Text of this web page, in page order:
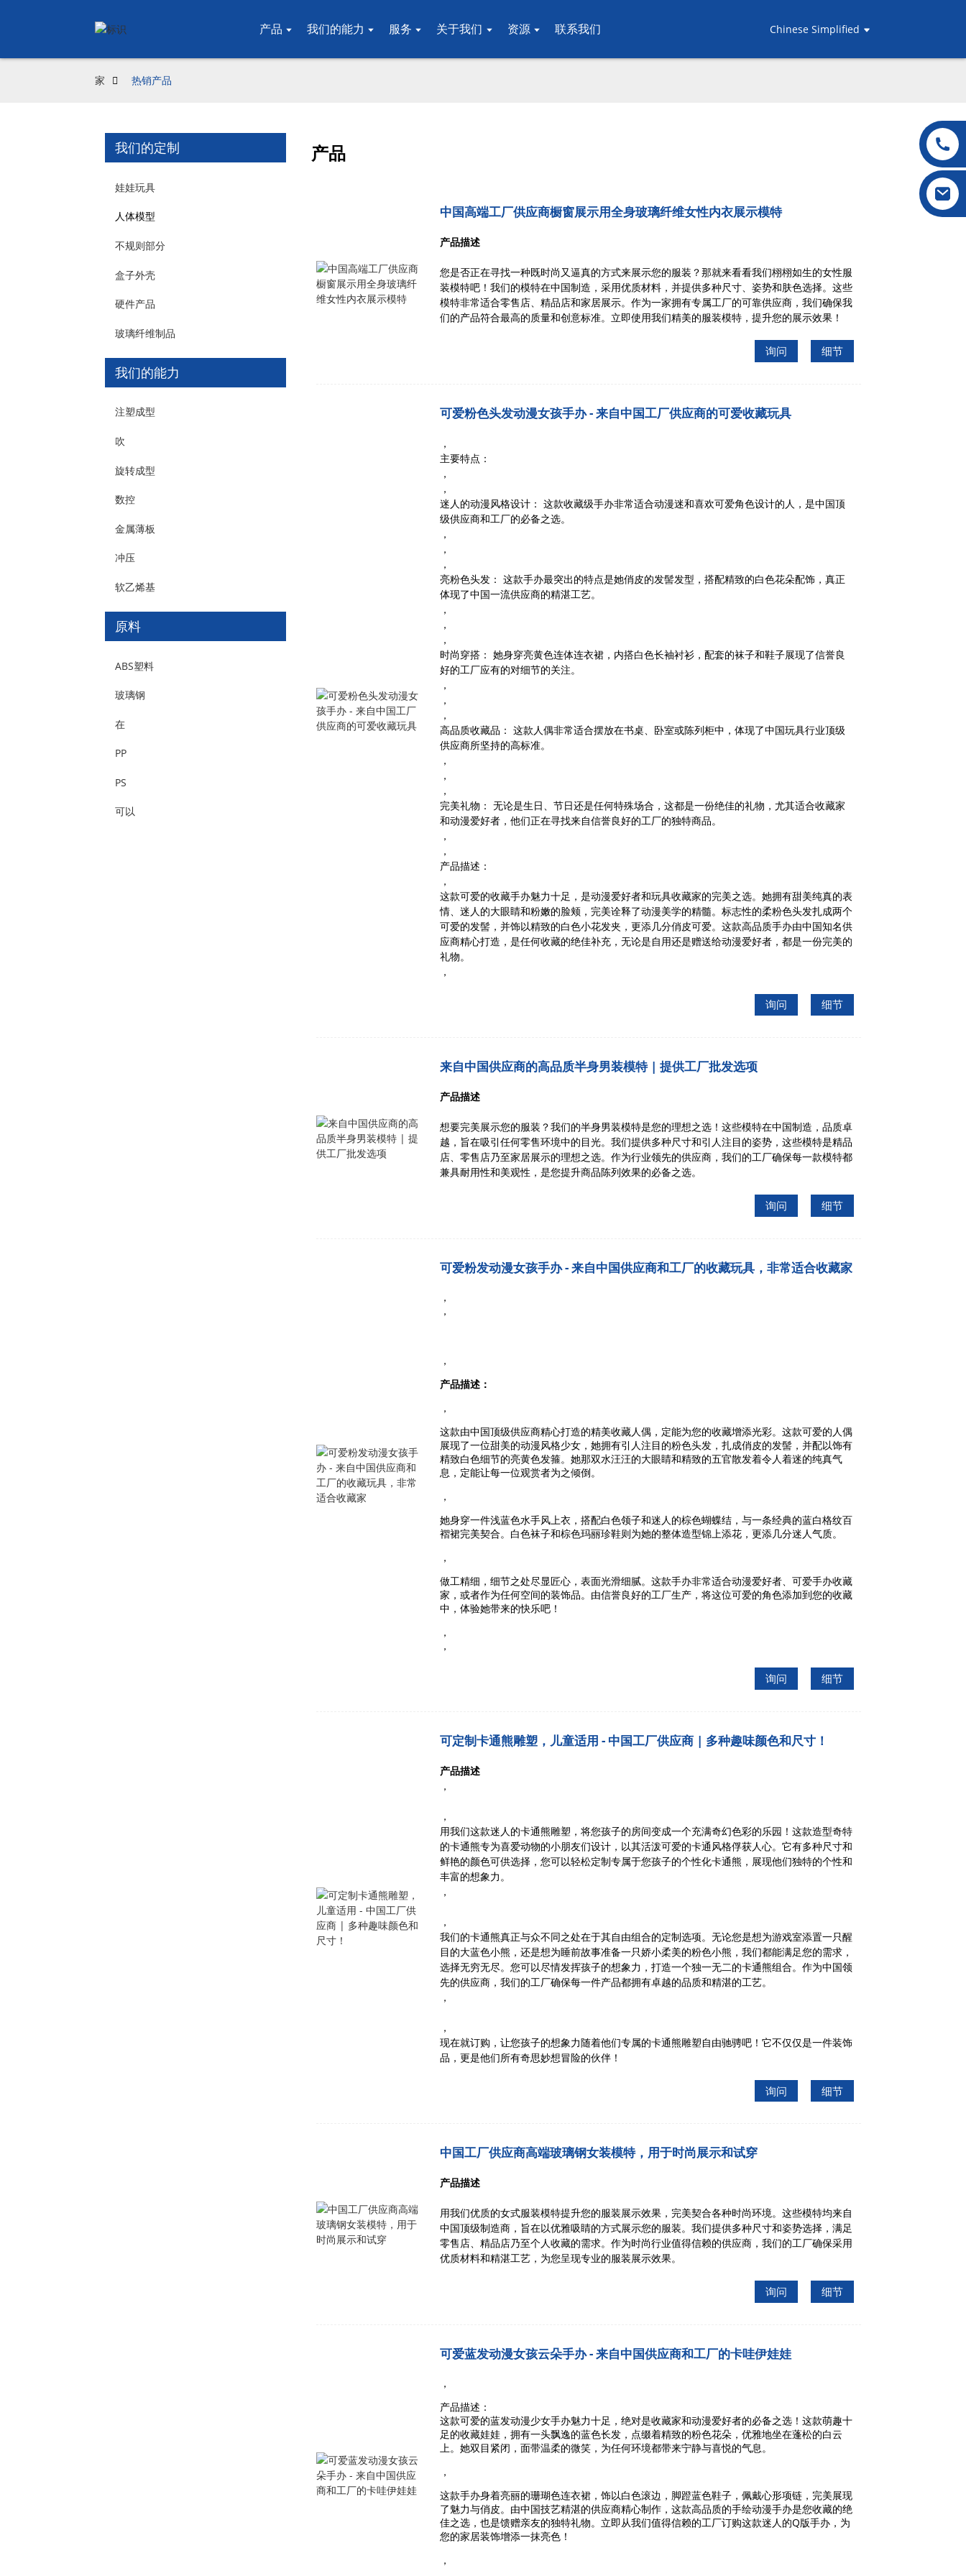
产品 我们的能力 服务 关于我们 资源 联系我们 Chinese Simplified
家 热销产品
我们的定制
娃娃玩具
人体模型
不规则部分
盒子外壳
硬件产品
玻璃纤维制品
我们的能力
注塑成型
吹
旋转成型
数控
金属薄板
冲压
软乙烯基
原料
ABS塑料
玻璃钢
在
PP
PS
可以
产品
中国高端工厂供应商橱窗展示用全身玻璃纤维女性内衣展示模特
产品描述
您是否正在寻找一种既时尚又逼真的方式来展示您的服装？那就来看看我们栩栩如生的女性服
装模特吧！我们的模特在中国制造，采用优质材料，并提供多种尺寸、姿势和肤色选择。这些
模特非常适合零售店、精品店和家居展示。作为一家拥有专属工厂的可靠供应商，我们确保我
们的产品符合最高的质量和创意标准。立即使用我们精美的服装模特，提升您的展示效果！
询问 细节
可爱粉色头发动漫女孩手办 - 来自中国工厂供应商的可爱收藏玩具
，
主要特点：
，
，
迷人的动漫风格设计： 这款收藏级手办非常适合动漫迷和喜欢可爱角色设计的人，是中国顶
级供应商和工厂的必备之选。
，
，
，
亮粉色头发： 这款手办最突出的特点是她俏皮的发髻发型，搭配精致的白色花朵配饰，真正
体现了中国一流供应商的精湛工艺。
，
，
，
时尚穿搭： 她身穿亮黄色连体连衣裙，内搭白色长袖衬衫，配套的袜子和鞋子展现了信誉良
好的工厂应有的对细节的关注。
，
，
，
高品质收藏品： 这款人偶非常适合摆放在书桌、卧室或陈列柜中，体现了中国玩具行业顶级
供应商所坚持的高标准。
，
，
，
完美礼物： 无论是生日、节日还是任何特殊场合，这都是一份绝佳的礼物，尤其适合收藏家
和动漫爱好者，他们正在寻找来自信誉良好的工厂的独特商品。
，
，
产品描述：
，
这款可爱的收藏手办魅力十足，是动漫爱好者和玩具收藏家的完美之选。她拥有甜美纯真的表
情、迷人的大眼睛和粉嫩的脸颊，完美诠释了动漫美学的精髓。标志性的柔粉色头发扎成两个
可爱的发髻，并饰以精致的白色小花发夹，更添几分俏皮可爱。这款高品质手办由中国知名供
应商精心打造，是任何收藏的绝佳补充，无论是自用还是赠送给动漫爱好者，都是一份完美的
礼物。
，
询问 细节
来自中国供应商的高品质半身男装模特 | 提供工厂批发选项
产品描述
想要完美展示您的服装？我们的半身男装模特是您的理想之选！这些模特在中国制造，品质卓
越，旨在吸引任何零售环境中的目光。我们提供多种尺寸和引人注目的姿势，这些模特是精品
店、零售店乃至家居展示的理想之选。作为行业领先的供应商，我们的工厂确保每一款模特都
兼具耐用性和美观性，是您提升商品陈列效果的必备之选。
询问 细节
可爱粉发动漫女孩手办 - 来自中国供应商和工厂的收藏玩具，非常适合收藏家
，
，
，
产品描述：
，
这款由中国顶级供应商精心打造的精美收藏人偶，定能为您的收藏增添光彩。这款可爱的人偶
展现了一位甜美的动漫风格少女，她拥有引人注目的粉色头发，扎成俏皮的发髻，并配以饰有
精致白色细节的亮黄色发箍。她那双水汪汪的大眼睛和精致的五官散发着令人着迷的纯真气
息，定能让每一位观赏者为之倾倒。
，
她身穿一件浅蓝色水手风上衣，搭配白色领子和迷人的棕色蝴蝶结，与一条经典的蓝白格纹百
褶裙完美契合。白色袜子和棕色玛丽珍鞋则为她的整体造型锦上添花，更添几分迷人气质。
，
做工精细，细节之处尽显匠心，表面光滑细腻。 这款手办非常适合动漫爱好者、可爱手办收藏
家，或者作为任何空间的装饰品。由信誉良好的工厂生产，将这位可爱的角色添加到您的收藏
中，体验她带来的快乐吧！
，
，
询问 细节
可定制卡通熊雕塑，儿童适用 - 中国工厂供应商 | 多种趣味颜色和尺寸！
产品描述
，
，
用我们这款迷人的卡通熊雕塑，将您孩子的房间变成一个充满奇幻色彩的乐园！这款造型奇特
的卡通熊专为喜爱动物的小朋友们设计，以其活泼可爱的卡通风格俘获人心。它有多种尺寸和
鲜艳的颜色可供选择，您可以轻松定制专属于您孩子的个性化卡通熊，展现他们独特的个性和
丰富的想象力。
，
，
我们的卡通熊真正与众不同之处在于其自由组合的定制选项。无论您是想为游戏室添置一只醒
目的大蓝色小熊，还是想为睡前故事准备一只娇小柔美的粉色小熊，我们都能满足您的需求，
选择无穷无尽。您可以尽情发挥孩子的想象力，打造一个独一无二的卡通熊组合。作为中国领
先的供应商，我们的工厂确保每一件产品都拥有卓越的品质和精湛的工艺。
，
，
现在就订购，让您孩子的想象力随着他们专属的卡通熊雕塑自由驰骋吧！它不仅仅是一件装饰
品，更是他们所有奇思妙想冒险的伙伴！
询问 细节
中国工厂供应商高端玻璃钢女装模特，用于时尚展示和试穿
产品描述
用我们优质的女式服装模特提升您的服装展示效果，完美契合各种时尚环境。这些模特均来自
中国顶级制造商，旨在以优雅吸睛的方式展示您的服装。我们提供多种尺寸和姿势选择，满足
零售店、精品店乃至个人收藏的需求。作为时尚行业值得信赖的供应商，我们的工厂确保采用
优质材料和精湛工艺，为您呈现专业的服装展示效果。
询问 细节
可爱蓝发动漫女孩云朵手办 - 来自中国供应商和工厂的卡哇伊娃娃
，
产品描述：
这款可爱的蓝发动漫少女手办魅力十足，绝对是收藏家和动漫爱好者的必备之选！这款萌趣十
足的收藏娃娃，拥有一头飘逸的蓝色长发，点缀着精致的粉色花朵，优雅地坐在蓬松的白云
上。她双目紧闭，面带温柔的微笑，为任何环境都带来宁静与喜悦的气息。
，
这款手办身着亮丽的珊瑚色连衣裙，饰以白色滚边，脚蹬蓝色鞋子，佩戴心形项链，完美展现
了魅力与俏皮。由中国技艺精湛的供应商精心制作，这款高品质的手绘动漫手办是您收藏的绝
佳之选，也是馈赠亲友的独特礼物。立即从我们值得信赖的工厂订购这款迷人的Q版手办，为
您的家居装饰增添一抹亮色！
，